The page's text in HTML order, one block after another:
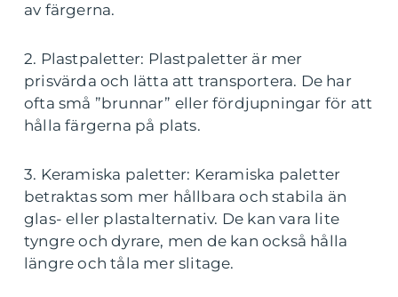
av färgerna.
2. Plastpaletter: Plastpaletter är mer
prisvärda och lätta att transportera. De har
ofta små ”brunnar” eller fördjupningar för att
hålla färgerna på plats.
3. Keramiska paletter: Keramiska paletter
betraktas som mer hållbara och stabila än
glas- eller plastalternativ. De kan vara lite
tyngre och dyrare, men de kan också hålla
längre och tåla mer slitage.